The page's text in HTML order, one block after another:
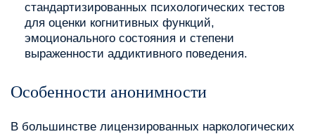
стандартизированных психологических тестов
для оценки когнитивных функций,
эмоционального состояния и степени
выраженности аддиктивного поведения.
Особенности анонимности
В большинстве лицензированных наркологических